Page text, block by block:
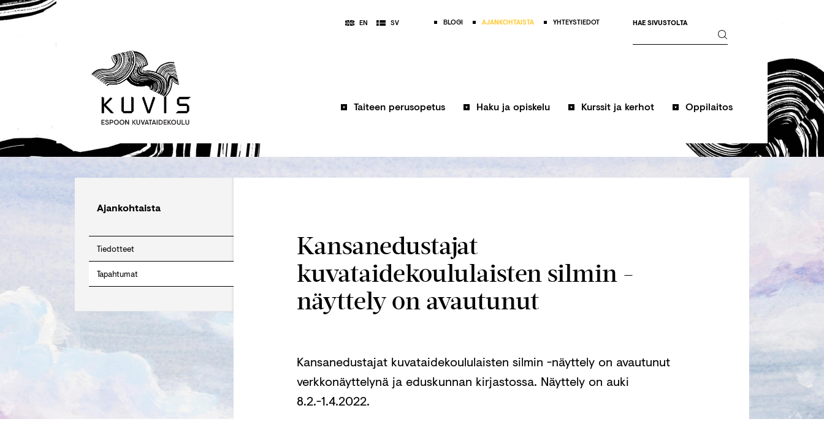
EN SV BLOGI AJANKOHTAISTA YHTEYSTIEDOT HAE SIVUSTOLTA
Taiteen perusopetus Haku ja opiskelu Kurssit ja kerhot Oppilaitos
Ajankohtaista
Tiedotteet
Tapahtumat
Kansanedustajat
kuvataidekoululaisten silmin -
näyttely on avautunut
Kansanedustajat kuvataidekoululaisten silmin -näyttely on avautunut
verkkonäyttelynä ja eduskunnan kirjastossa. Näyttely on auki
8.2.-1.4.2022.